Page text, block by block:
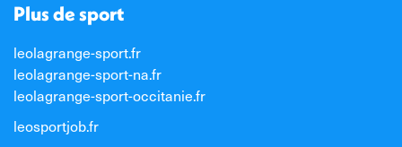
Plus de sport
leolagrange-sport.fr
leolagrange-sport-na.fr
leolagrange-sport-occitanie.fr
leosportjob.fr